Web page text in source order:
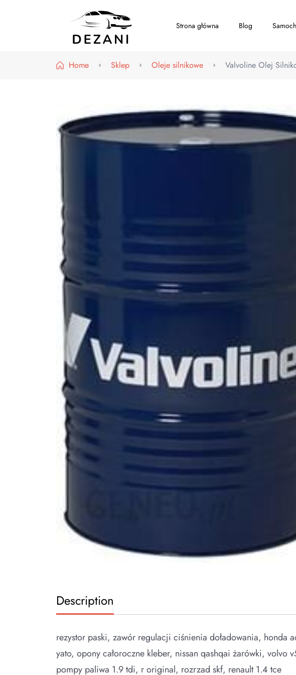
Strona główna Blog
Home Sklep Oleje silnikowe Valvoline Olej
Description
rezystor paski, zawór regulacji ciśnienia doładowania,
yato, opony całoroczne kleber, nissan qashqai żarówki, volvo
pompy paliwa 1.9 tdi, r original, rozrzad skf, renault 1.4 tce